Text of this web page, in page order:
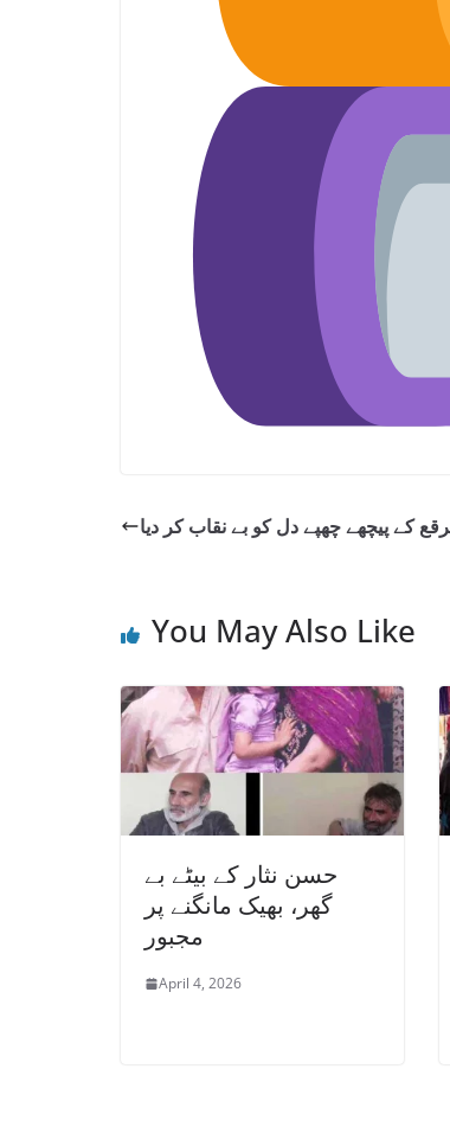
کے پیچھے چھپے دل کو بے نقاب کر دیا
You May Also Like
حسن نثار کے بیٹے بے
گھر، بھیک مانگنے پر
مجبور
April 4, 2026